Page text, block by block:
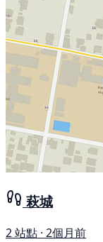
萩城
2 站點 · 2個月前